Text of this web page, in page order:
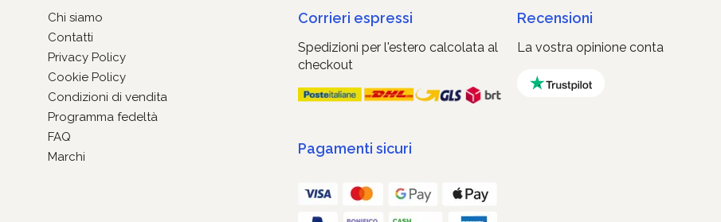
Chi siamo
Contatti
Privacy Policy
Cookie Policy
Condizioni di vendita
Programma fedeltà
FAQ
Marchi
Corrieri espressi
Spedizioni per l'estero calcolata al
checkout
Recensioni
La vostra opinione conta
Pagamenti sicuri